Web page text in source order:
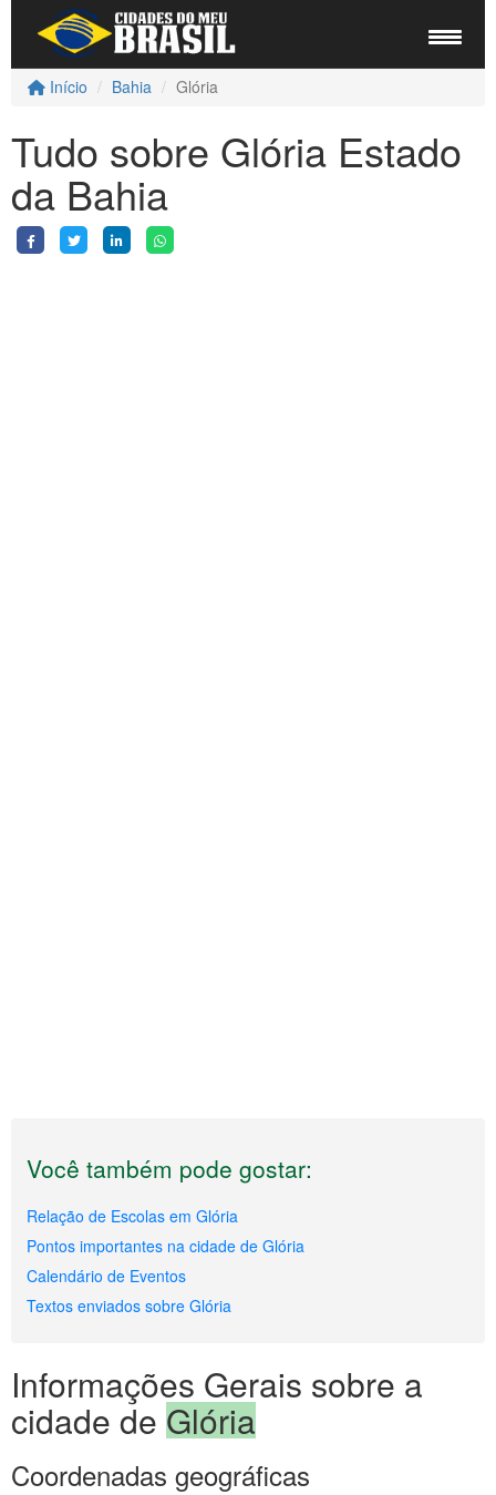
Início Bahia Glória
Tudo sobre Glória Estado
da Bahia
Você também pode gostar:
Relação de Escolas em Glória
Pontos importantes na cidade de Glória
Calendário de Eventos
Textos enviados sobre Glória
Informações Gerais sobre a
cidade de Glória
Coordenadas geográficas